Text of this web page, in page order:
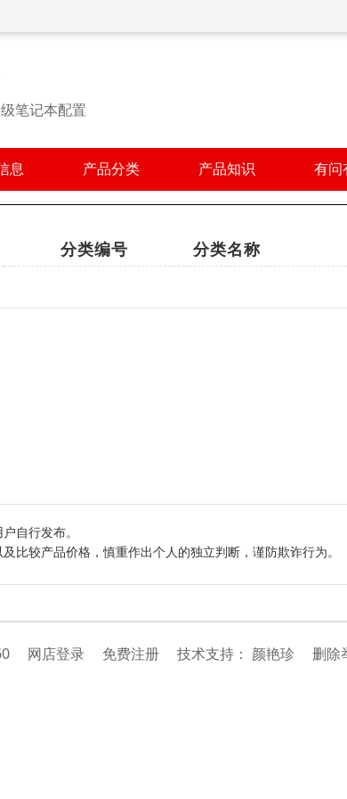
笔记本配置
息 产品分类 产品知识 有问
分类编号 分类名称
自行发布。
比较产品价格，慎重作出个人的独立判断，谨防欺诈行为。
网店登录 免费注册 技术支持 ： 颜艳珍 删除